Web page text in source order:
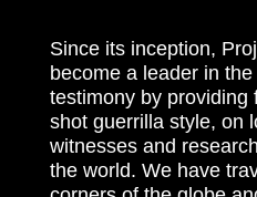
Since its inception,
become a leader in
testimony by providing
shot guerrilla style, on
witnesses and
the world. We have